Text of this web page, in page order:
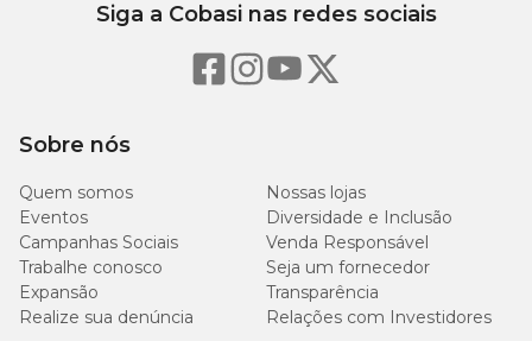
Sobre nós
Quem somos
Nossas lojas
Eventos
Diversidade e Inclusão
Campanhas Sociais
Venda Responsável
Trabalhe conosco
Seja um fornecedor
Expansão
Transparência
Realize sua denúncia
Relações com Investidores
Siga a Cobasi nas redes sociais